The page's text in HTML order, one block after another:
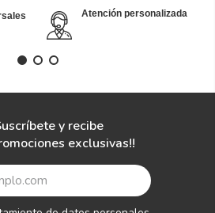
Atención personalizada
y recibe
exclusivas!!